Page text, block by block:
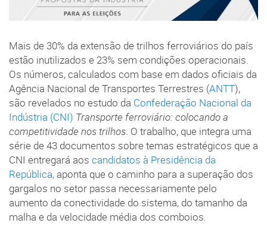
Mais de 30% da extensão de trilhos ferroviários do país
estão inutilizados e 23% sem condições operacionais.
Os números, calculados com base em dados oficiais da
Agência Nacional de Transportes Terrestres (ANTT),
são revelados no estudo da Confederação Nacional da
Indústria (CNI) Transporte ferroviário: colocando a
competitividade nos trilhos. O trabalho, que integra uma
série de 43 documentos sobre temas estratégicos que a
CNI entregará aos candidatos à Presidência da
República,aponta que o caminho para a superação dos
gargalos no setor passa necessariamente pelo
aumento da conectividade do sistema, do tamanho da
malha e da velocidade média dos comboios.